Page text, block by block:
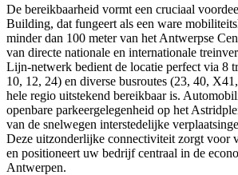
De bereikbaarheid vormt een cruciaal
Building, dat fungeert als een ware
minder dan 100 meter van het Antwerpse
van directe nationale en internationale
Lijn-netwerk bedient de locatie perfect via 8
10, 12, 24) en diverse busroutes (23, 40,
hele regio uitstekend bereikbaar is.
openbare parkeergelegenheid op het
van de snelwegen interstedelijke
Deze uitzonderlijke connectiviteit zorgt voor
en positioneert uw bedrijf centraal in de
Antwerpen.